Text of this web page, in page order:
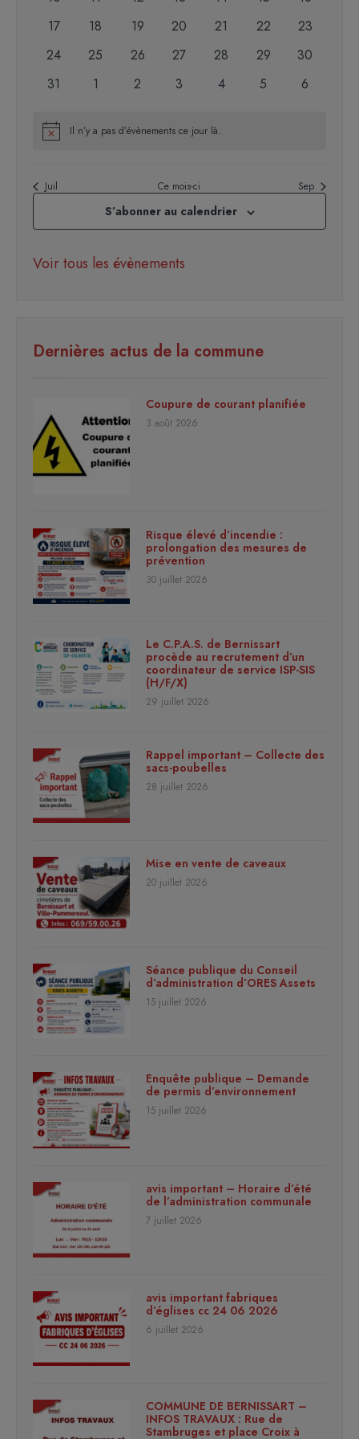
0
17
0
18
0
19
0
20
0
21
0
22
0
23
0
24
0
25
0
26
0
27
0
28
0
29
0
30
0
31
01
0
2
0
3
0
4
0
5
0
6
Notice Il n’y a pas d’évènements ce jour là.
Juil Ce mois-ci Sep
S’abonner au calendrier
Voir tous les évènements
Dernières actus de la commune
Coupure de courant planifiée
3 août 2026
Risque élevé d’incendie :
prolongation des mesures de
prévention
30 juillet 2026
Le C.P.A.S. de Bernissart
procède au recrutement d’un
coordinateur de service ISP-SIS
(H/F/X)
29 juillet 2026
Rappel important – Collecte des
sacs-poubelles
28 juillet 2026
Mise en vente de caveaux
20 juillet 2026
Séance publique du Conseil
d’administration d’ORES Assets
15 juillet 2026
Enquête publique – Demande
de permis d’environnement
15 juillet 2026
avis important – Horaire d’été
de l’administration communale
7 juillet 2026
avis important fabriques
d’églises cc 24 06 2026
6 juillet 2026
COMMUNE DE BERNISSART –
INFOS TRAVAUX : Rue de
Stambruges et place Croix à